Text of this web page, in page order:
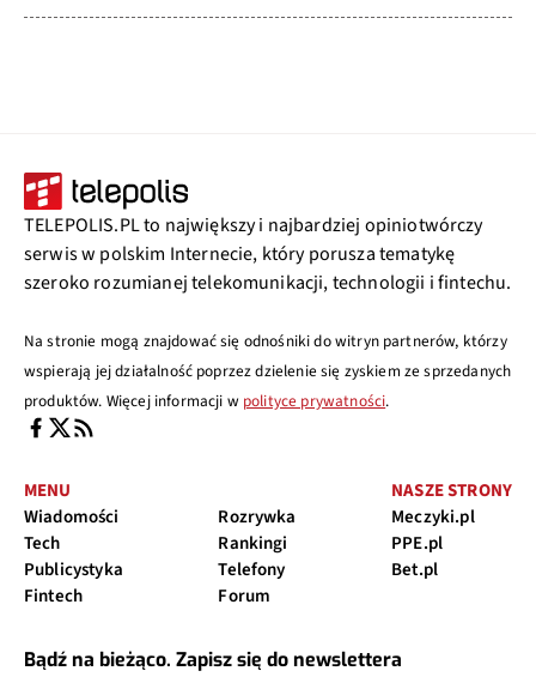
TELEPOLIS.PL to największy i najbardziej opiniotwórczy
serwis w polskim Internecie, który porusza tematykę
szeroko rozumianej telekomunikacji, technologii i fintechu.
Na stronie mogą znajdować się odnośniki do witryn partnerów, którzy
wspierają jej działalność poprzez dzielenie się zyskiem ze sprzedanych
produktów. Więcej informacji w polityce prywatności.
MENU
Wiadomości
Tech
Publicystyka
Fintech
Rozrywka
Rankingi
Telefony
Forum
NASZE STRONY
Meczyki.pl
PPE.pl
Bet.pl
Bądź na bieżąco. Zapisz się do newslettera